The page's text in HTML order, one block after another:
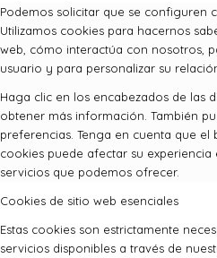
Podemos solicitar que se configuren
Utilizamos cookies para hacernos
web, cómo interactúa con nosotros,
usuario y para personalizar su
Haga clic en los encabezados de las
obtener más información. También
preferencias. Tenga en cuenta que
cookies puede afectar su
servicios que podemos ofrecer.
Cookies de sitio web esenciales
Estas cookies son estrictamente
servicios disponibles a través de